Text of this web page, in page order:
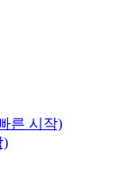
른 시작)
)